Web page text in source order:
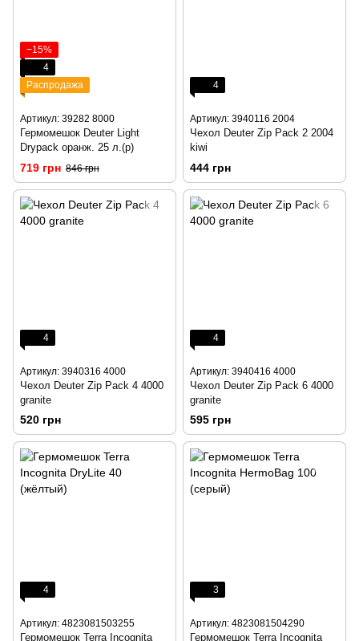
−15%
4
Распродажа
Артикул: 39282 8000
Гермомешок Deuter Light
Drypack оранж. 25 л.(р)
719 грн 846 грн
4
Артикул: 3940116 2004
Чехол Deuter Zip Pack 2 2004
kiwi
444 грн
4
Артикул: 3940316 4000
Чехол Deuter Zip Pack 4 4000
granite
520 грн
4
Артикул: 3940416 4000
Чехол Deuter Zip Pack 6 4000
granite
595 грн
4
Артикул: 4823081503255
Гермомешок Terra Incognita
3
Артикул: 4823081504290
Гермомешок Terra Incognita